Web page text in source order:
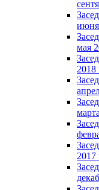
июня
мая
2018
2017